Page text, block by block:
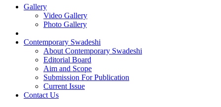
Gallery
Video Gallery
Photo Gallery
Contemporary Swadeshi
About Contemporary Swadeshi
Editorial Board
Aim and Scope
Submission For Publication
Current Issue
Contact Us